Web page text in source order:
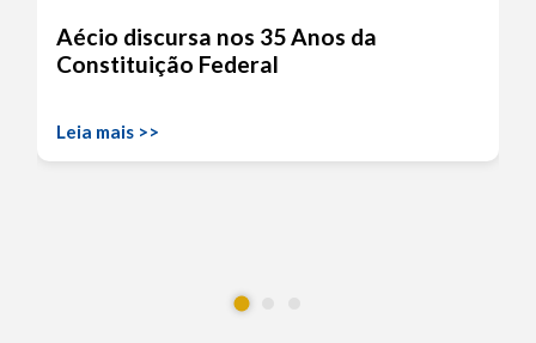
Aécio discursa nos 35 Anos da
Constituição Federal
Leia mais >>